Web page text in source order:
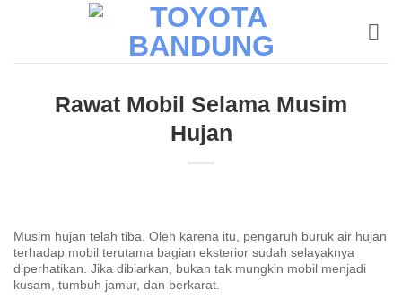
Rawat Mobil Selama Musim
Hujan
Musim hujan telah tiba. Oleh karena itu, pengaruh buruk air hujan
terhadap mobil terutama bagian eksterior sudah selayaknya
diperhatikan. Jika dibiarkan, bukan tak mungkin mobil menjadi
kusam, tumbuh jamur, dan berkarat.